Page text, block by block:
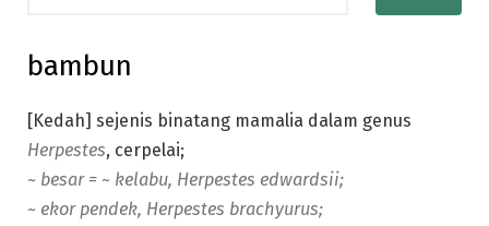
bambun
[Kedah] sejenis binatang mamalia dalam genus
Herpestes, cerpelai;
~ besar = ~ kelabu, Herpestes edwardsii;
~ ekor pendek, Herpestes brachyurus;